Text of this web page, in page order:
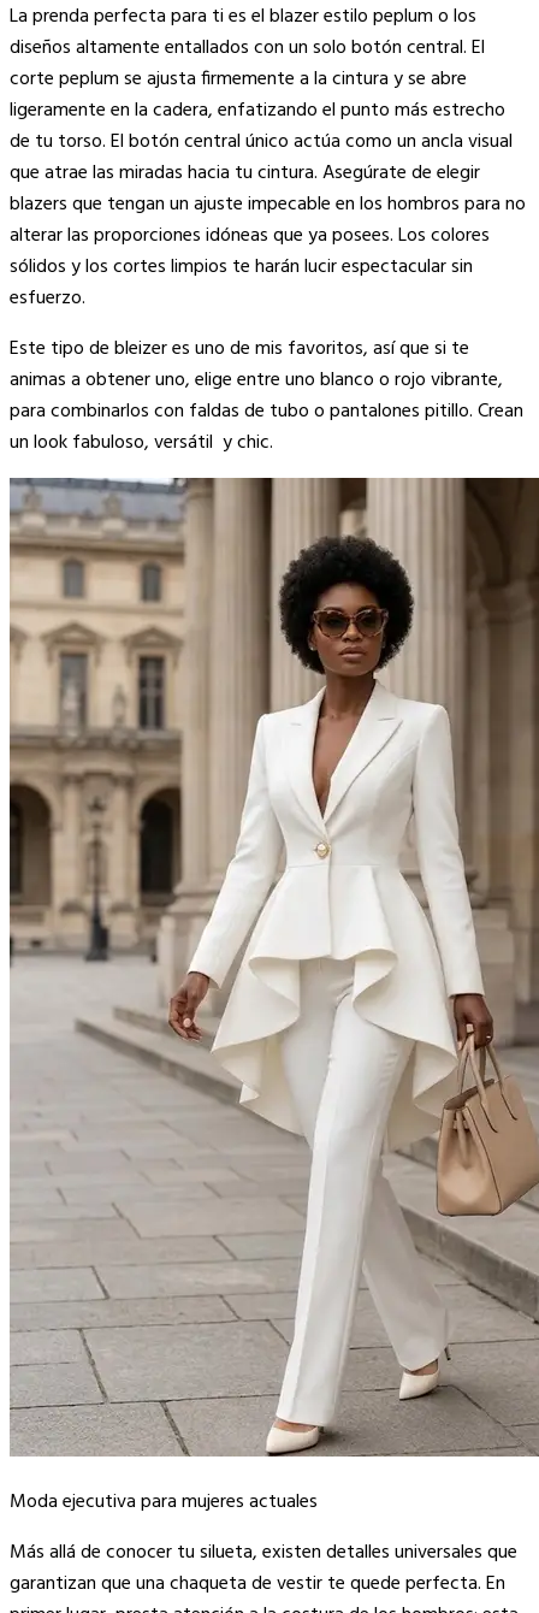
La prenda perfecta para ti es el blazer estilo peplum o los
diseños altamente entallados con un solo botón central. El
corte peplum se ajusta firmemente a la cintura y se abre
ligeramente en la cadera, enfatizando el punto más estrecho
de tu torso. El botón central único actúa como un ancla visual
que atrae las miradas hacia tu cintura. Asegúrate de elegir
blazers que tengan un ajuste impecable en los hombros para no
alterar las proporciones idóneas que ya posees. Los colores
sólidos y los cortes limpios te harán lucir espectacular sin
esfuerzo.
Este tipo de bleizer es uno de mis favoritos, así que si te
animas a obtener uno, elige entre uno blanco o rojo vibrante,
para combinarlos con faldas de tubo o pantalones pitillo. Crean
un look fabuloso, versátil y chic.
Moda ejecutiva para mujeres actuales
Más allá de conocer tu silueta, existen detalles universales que
garantizan que una chaqueta de vestir te quede perfecta. En